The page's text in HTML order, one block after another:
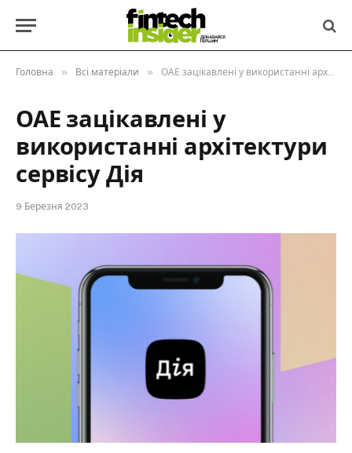
Головна » Всі матеріали » ОАЕ зацікавлені у використанні архітектури сервісу Дія
ОАЕ зацікавлені у
використанні архітектури
сервісу Дія
9 Березня 2023